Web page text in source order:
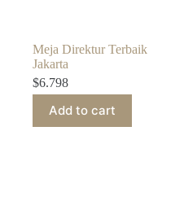
Meja Direktur Terbaik
Jakarta
$6.798
Add to cart